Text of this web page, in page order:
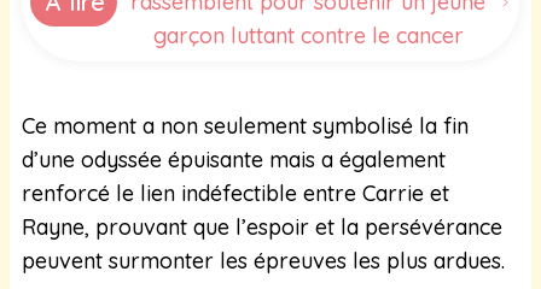
garçon luttant contre le cancer
Ce moment a non seulement symbolisé la fin
d’une odyssée épuisante mais a également
renforcé le lien indéfectible entre Carrie et
Rayne, prouvant que l’espoir et la persévérance
peuvent surmonter les épreuves les plus ardues.